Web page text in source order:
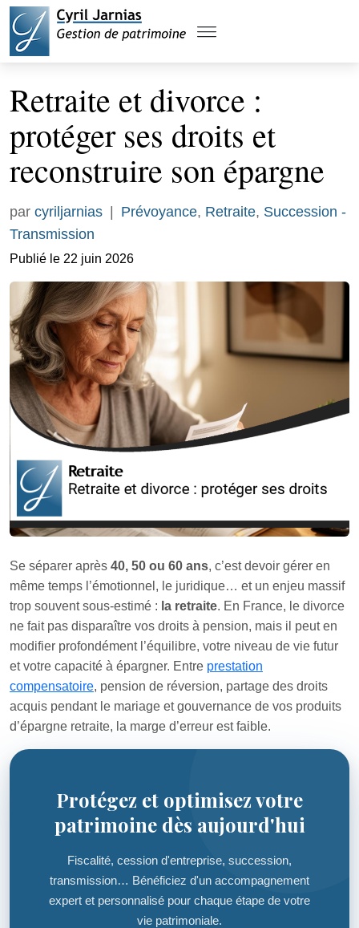
Retraite et divorce :
protéger ses droits et
reconstruire son épargne
par cyriljarnias Prévoyance, Retraite, Succession -
Transmission
Publié le 22 juin 2026
Se séparer après 40, 50 ou 60 ans, c’est devoir gérer en
même temps l’émotionnel, le juridique… et un enjeu massif
trop souvent sous-estimé : la retraite. En France, le divorce
ne fait pas disparaître vos droits à pension, mais il peut en
modifier profondément l’équilibre, votre niveau de vie futur
et votre capacité à épargner. Entre prestation
compensatoire, pension de réversion, partage des droits
acquis pendant le mariage et gouvernance de vos produits
d’épargne retraite, la marge d’erreur est faible.
Protégez et optimisez votre
patrimoine dès aujourd'hui
Fiscalité, cession d'entreprise, succession,
transmission… Bénéficiez d'un accompagnement
expert et personnalisé pour chaque étape de votre
vie patrimoniale.